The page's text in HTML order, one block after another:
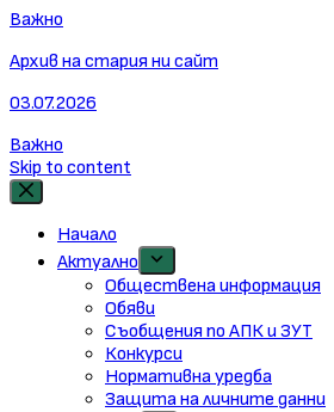
Важно
Архив на стария ни сайт
03.07.2026
Важно
Skip to content
Начало
Актуално
Обществена информация
Обяви
Съобщения по АПК и ЗУТ
Конкурси
Нормативна уредба
Защита на личните данни